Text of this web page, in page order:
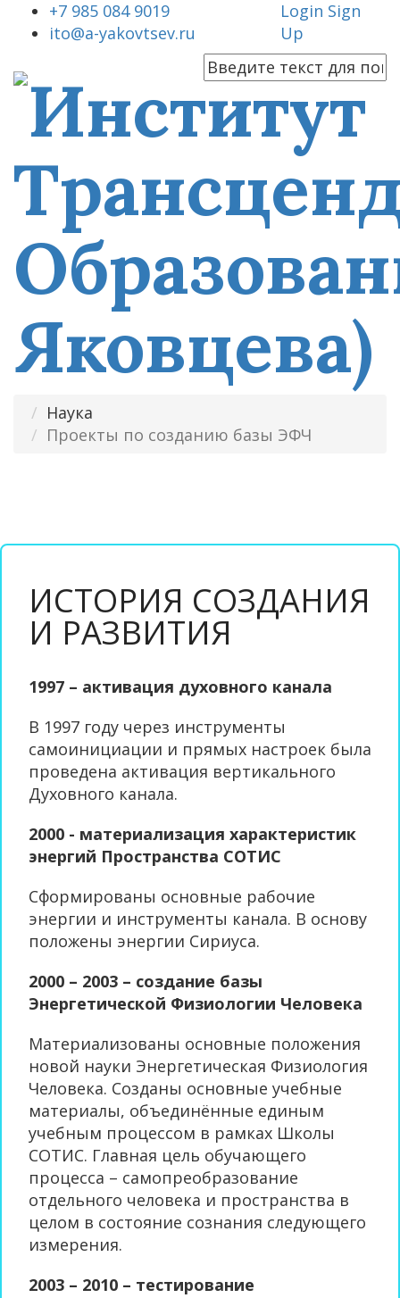
+7 985 084 9019
ito@a-yakovtsev.ru
Login Sign
Up
Наука
Проекты по созданию базы ЭФЧ
ИСТОРИЯ СОЗДАНИЯ
И РАЗВИТИЯ
1997 – активация духовного канала
В 1997 году через инструменты
самоинициации и прямых настроек была
проведена активация вертикального
Духовного канала.
2000 - материализация характеристик
энергий Пространства СОТИС
Сформированы основные рабочие
энергии и инструменты канала. В основу
положены энергии Сириуса.
2000 – 2003 – создание базы
Энергетической Физиологии Человека
Материализованы основные положения
новой науки Энергетическая Физиология
Человека. Созданы основные учебные
материалы, объединённые единым
учебным процессом в рамках Школы
СОТИС. Главная цель обучающего
процесса – самопреобразование
отдельного человека и пространства в
целом в состояние сознания следующего
измерения.
2003 – 2010 – тестирование